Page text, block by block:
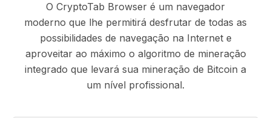
O CryptoTab Browser é um navegador
moderno que lhe permitirá desfrutar de todas as
possibilidades de navegação na Internet e
aproveitar ao máximo o algoritmo de mineração
integrado que levará sua mineração de Bitcoin a
um nível profissional.